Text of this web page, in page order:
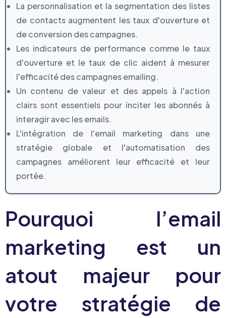
La personnalisation et la segmentation des listes
de contacts augmentent les taux d'ouverture et
de conversion des campagnes.
Les indicateurs de performance comme le taux
d'ouverture et le taux de clic aident à mesurer
l'efficacité des campagnes emailing.
Un contenu de valeur et des appels à l'action
clairs sont essentiels pour inciter les abonnés à
interagir avec les emails.
L'intégration de l'email marketing dans une
stratégie globale et l'automatisation des
campagnes améliorent leur efficacité et leur
portée.
Pourquoi l’email
marketing est un
atout majeur pour
votre stratégie de